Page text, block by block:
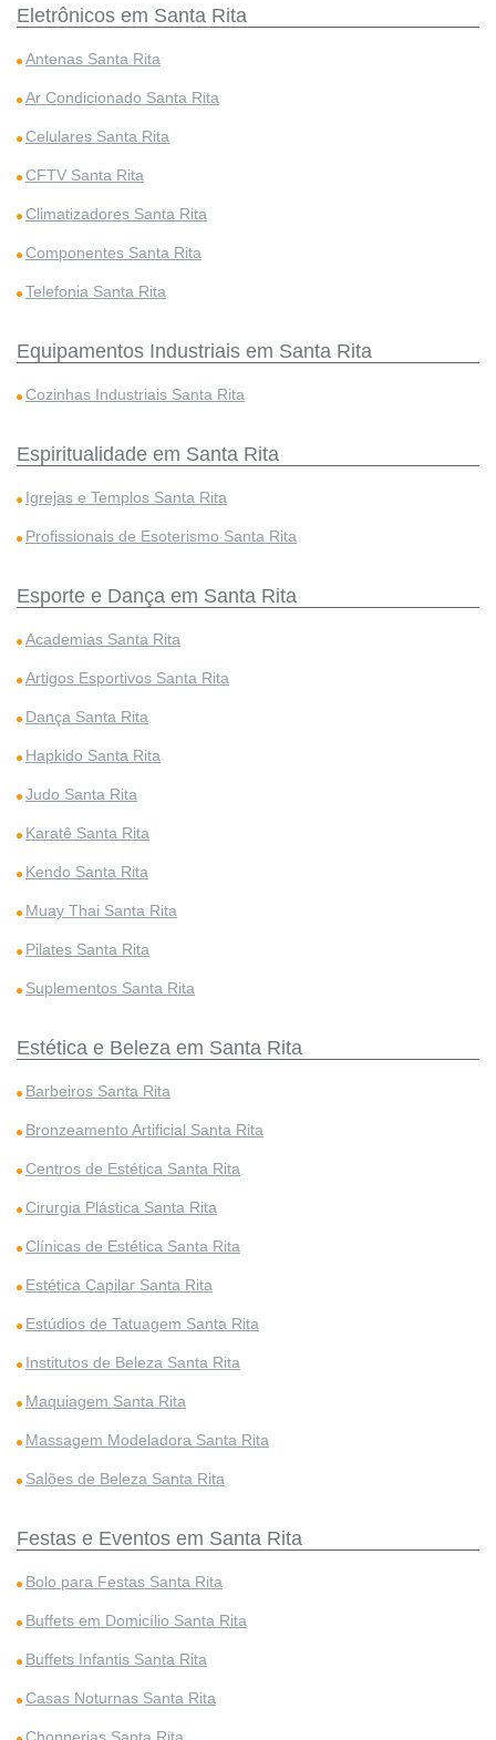
Eletrônicos em Santa Rita
Antenas Santa Rita
Ar Condicionado Santa Rita
Celulares Santa Rita
CFTV Santa Rita
Climatizadores Santa Rita
Componentes Santa Rita
Telefonia Santa Rita
Equipamentos Industriais em Santa Rita
Cozinhas Industriais Santa Rita
Espiritualidade em Santa Rita
Igrejas e Templos Santa Rita
Profissionais de Esoterismo Santa Rita
Esporte e Dança em Santa Rita
Academias Santa Rita
Artigos Esportivos Santa Rita
Dança Santa Rita
Hapkido Santa Rita
Judo Santa Rita
Karatê Santa Rita
Kendo Santa Rita
Muay Thai Santa Rita
Pilates Santa Rita
Suplementos Santa Rita
Estética e Beleza em Santa Rita
Barbeiros Santa Rita
Bronzeamento Artificial Santa Rita
Centros de Estética Santa Rita
Cirurgia Plástica Santa Rita
Clínicas de Estética Santa Rita
Estética Capilar Santa Rita
Estúdios de Tatuagem Santa Rita
Institutos de Beleza Santa Rita
Maquiagem Santa Rita
Massagem Modeladora Santa Rita
Salões de Beleza Santa Rita
Festas e Eventos em Santa Rita
Bolo para Festas Santa Rita
Buffets em Domicílio Santa Rita
Buffets Infantis Santa Rita
Casas Noturnas Santa Rita